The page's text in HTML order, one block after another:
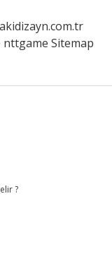
nttgame Sitemap
?